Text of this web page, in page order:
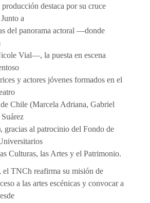
destaca por su cruce
a
del panorama actoral —donde
Vial—, la puesta en escena
y actores jóvenes formados en el
Chile (Marcela Adriana, Gabriel
gracias al patrocinio del Fondo de
Culturas, las Artes y el Patrimonio.
el TNCh reafirma su misión de
a las artes escénicas y convocar a